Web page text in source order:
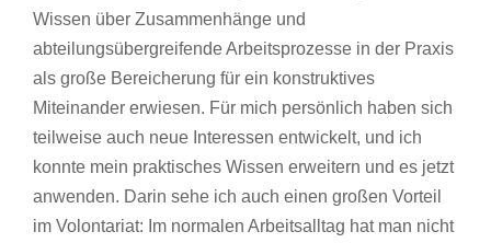
Wissen über Zusammenhänge und
abteilungsübergreifende Arbeitsprozesse in der Praxis
als große Bereicherung für ein konstruktives
Miteinander erwiesen. Für mich persönlich haben sich
teilweise auch neue Interessen entwickelt, und ich
konnte mein praktisches Wissen erweitern und es jetzt
anwenden. Darin sehe ich auch einen großen Vorteil
im Volontariat: Im normalen Arbeitsalltag hat man nicht